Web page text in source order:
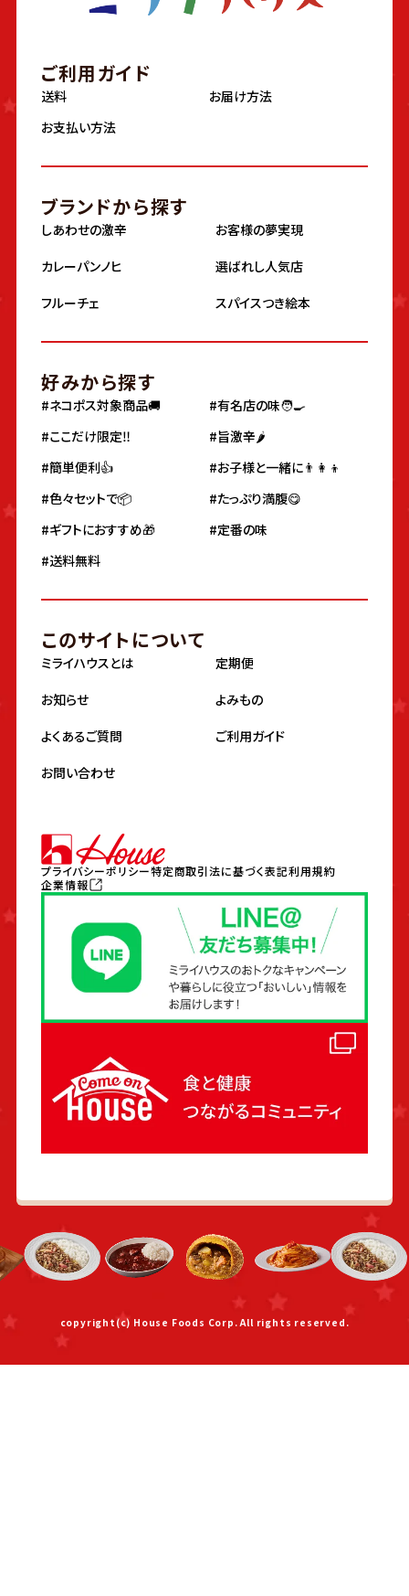
プライバシーポリシー特定商取引法に基づく表記利用規約
企業情報
ご利用ガイド
送料
お届け方法
お支払い方法
ブランドから探す
しあわせの激辛
お客様の夢実現
カレーパンノヒ
選ばれし人気店
フルーチェ
スパイスつき絵本
好みから探す
#ネコポス対象商品🚚
#有名店の味🧑‍🍳
#ここだけ限定‼️
#旨激辛🌶
#簡単便利👍
#お子様と一緒に👨‍👩‍👦
#色々セットで📦
#たっぷり満腹😋
#ギフトにおすすめ🎁
#定番の味
#送料無料
このサイトについて
ミライハウスとは
定期便
お知らせ
よみもの
よくあるご質問
ご利用ガイド
お問い合わせ
copyright(c) House Foods Corp. All rights reserved.